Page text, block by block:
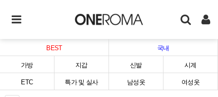
BEST 국내
가방 지갑 신발 시계
ETC 특가 및 실사 남성옷 여성옷